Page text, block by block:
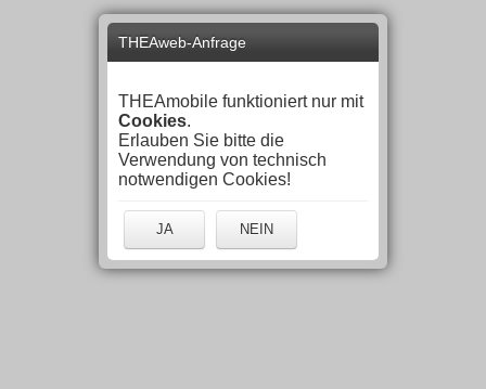
THEAweb-Anfrage
THEAmobile funktioniert nur mit
Cookies.
Erlauben Sie bitte die
Verwendung von technisch
notwendigen Cookies!
JA NEIN